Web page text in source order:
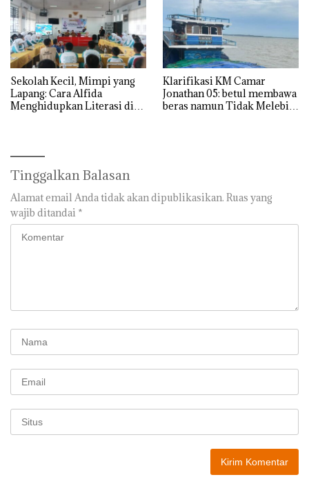
Sekolah Kecil, Mimpi yang
Lapang: Cara Alfida
Menghidupkan Literasi di
Klarifikasi KM Camar
Jonathan 05: betul membawa
beras namun Tidak Melebihi
Tinggalkan Balasan
Alamat email Anda tidak akan dipublikasikan. Ruas yang
wajib ditandai *